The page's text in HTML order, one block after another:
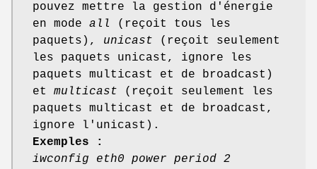
pouvez mettre la gestion d'énergie
en mode all
(reçoit tous les
paquets), unicast (reçoit seulement
les paquets unicast, ignore les
paquets multicast et de broadcast)
et multicast (reçoit seulement les
paquets multicast et de broadcast,
ignore l'unicast).
Exemples :
iwconfig eth0 power period 2